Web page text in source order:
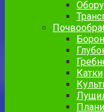
Катки